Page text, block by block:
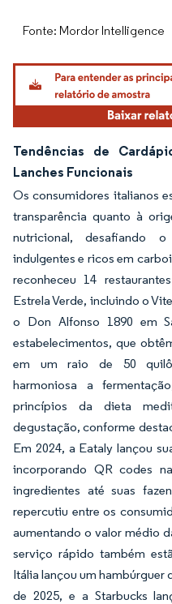
Fonte: Mordor Intelligence
Tendências de
Lanches Funcionais
Os consumidores italianos
transparência quanto à
nutricional, desafiando
indulgentes e ricos em
reconheceu 14
Estrela Verde, incluindo o
o Don Alfonso 1890 em
estabelecimentos, que
em um raio de 50
harmoniosa a
princípios da dieta
degustação, conforme
Em 2024, a Eataly lançou
incorporando QR codes
ingredientes até suas
repercutiu entre os
aumentando o valor médio
serviço rápido também
Itália lançou um hambúrguer
de 2025, e a Starbucks